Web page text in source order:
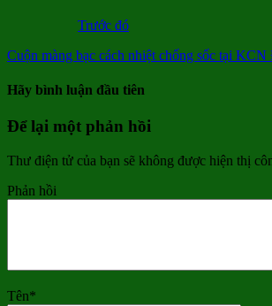
Trước đó
Cuộn màng bạc cách nhiệt chống sốc tại
Hãy bình luận đầu tiên
Để lại một phản hồi
Thư điện tử của bạn sẽ không được hiện thị
Phản hồi
Tên*